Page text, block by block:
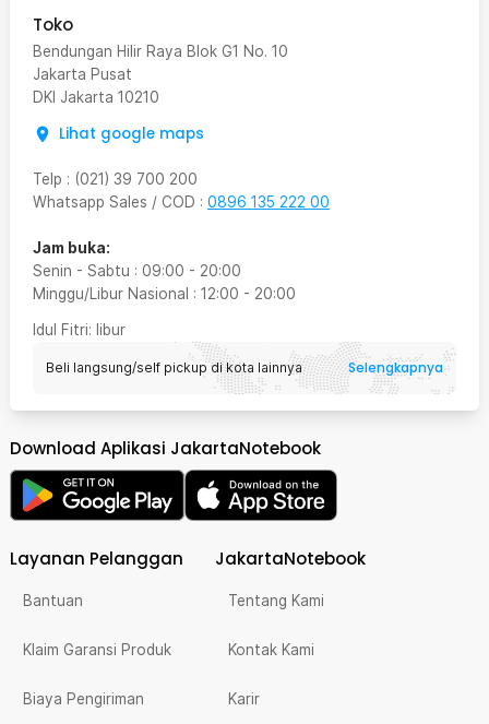
Toko
Bendungan Hilir Raya Blok G1 No. 10
Jakarta Pusat
DKI Jakarta 10210
Lihat google maps
Telp : (021) 39 700 200
Whatsapp Sales / COD : 0896 135 222 00
Jam buka:
Senin - Sabtu : 09:00 - 20:00
Minggu/Libur Nasional : 12:00 - 20:00
Idul Fitri: libur
Beli langsung/self pickup di kota lainnya Selengkapnya
Download Aplikasi JakartaNotebook
Layanan Pelanggan
Bantuan
Klaim Garansi Produk
Biaya Pengiriman
JakartaNotebook
Tentang Kami
Kontak Kami
Karir